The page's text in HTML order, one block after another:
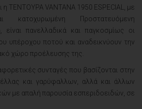
η ΤΕΝΤΟΥΡΑ VANTANA 1950 ESPECIAL, με
κατοχυρωμένη Προστατευόμενη
είναι πανελλαδικά και παγκοσμίως οι
υπέροχου ποτού και αναδεικνύουν την
χώρο προέλευσης της.
συνταγές που βασίζονται στην
και γαρύφαλλων, αλλά και άλλων
με απαλή παρουσία εσπεριδοειδών, σε